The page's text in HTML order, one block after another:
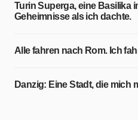
Turin Superga, eine Basilika
Geheimnisse als ich dachte.
Alle fahren nach Rom. Ich
Danzig: Eine Stadt, die mich